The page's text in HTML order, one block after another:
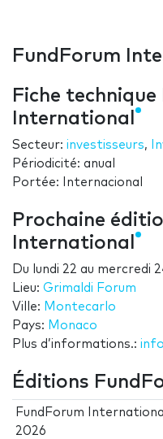
FundForum
Fiche
International
Secteur: investisseurs,
Périodicité: anual
Portée: Internacional
Prochaine
International
Du lundi 22 au mercredi
Lieu: Grimaldi Forum
Ville: Montecarlo
Pays: Monaco
Plus d’informations.:
Éditions
FundForum International
2026